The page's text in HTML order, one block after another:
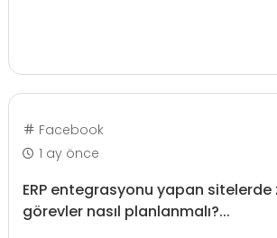
Facebook
1 ay önce
ERP entegrasyonu yapan sitelerde
görevler nasıl planlanmalı?...